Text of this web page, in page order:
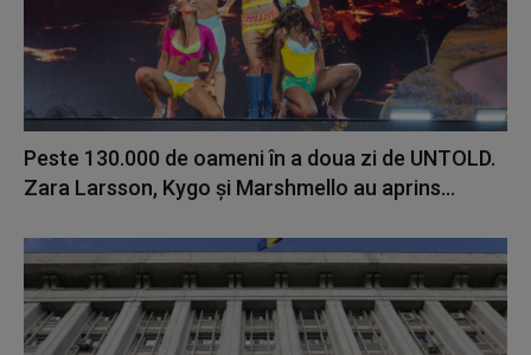
Peste 130.000 de oameni în a doua zi de UNTOLD.
Zara Larsson, Kygo și Marshmello au aprins...